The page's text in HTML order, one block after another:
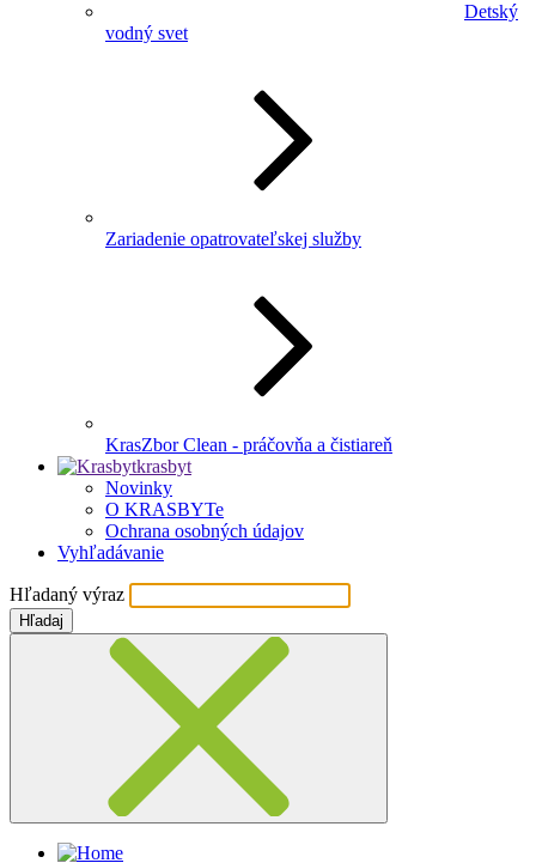
Detský
vodný svet
Zariadenie opatrovateľskej služby
KrasZbor Clean - práčovňa a čistiareň
krasbyt
Novinky
O KRASBYTe
Ochrana osobných údajov
Vyhľadávanie
Hľadaný výraz
Hľadaj